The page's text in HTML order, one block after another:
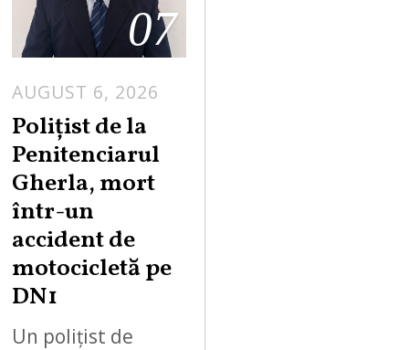
07
AUGUST 6, 2026
Polițist de la
Penitenciarul
Gherla, mort
într-un
accident de
motocicletă pe
DN1
Un polițist de